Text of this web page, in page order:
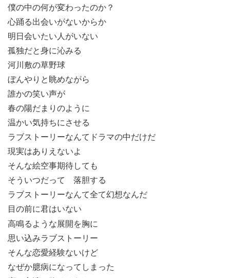
僕の中の何が変わったのか？
心踊る出会いがないからか
明日会いたい人がいない
孤独だと身に沁みる
河川敷の草野球
ぼんやりと眺めながら
誰かの笑い声が
春の陽だまりのように
温かい気持ちにさせる
ラブストーリーなんてドラマの中だけだ
現実はありえないよ
そんな絵空事期待しても
そういつだって 落胆する
ラブストーリーなんて全て幻想なんだ
目の前に君はいない
高鳴るような展開を胸に
思い込みラブストーリー
そんな恋愛経験ないけど
なぜか臆病になってしまった